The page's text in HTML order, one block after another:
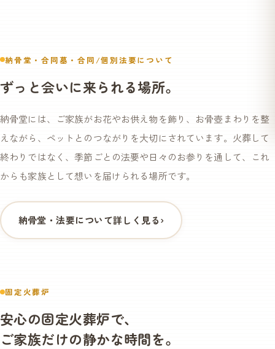
納骨堂・合同墓・合同/個別法要について
ずっと会いに来られる場所。
納骨堂には、ご家族がお花やお供え物を飾り、お骨壺まわりを整
えながら、ペットとのつながりを大切にされています。火葬して
終わりではなく、季節ごとの法要や日々のお参りを通して、これ
からも家族として想いを届けられる場所です。
納骨堂・法要について詳しく見る›
固定火葬炉
安心の固定火葬炉で、
ご家族だけの静かな時間を。